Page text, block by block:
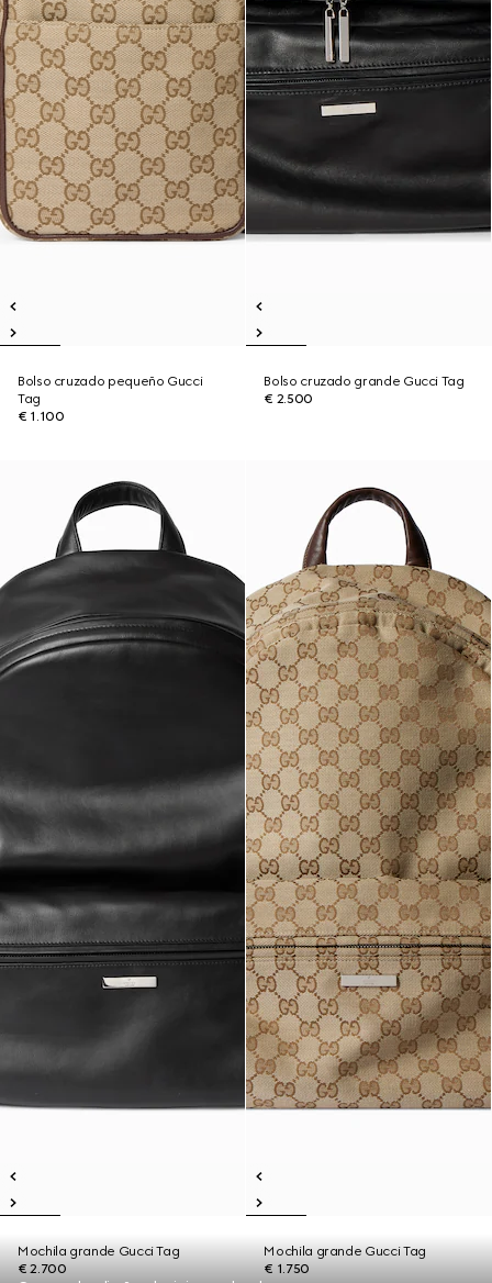
Bolso cruzado pequeño Gucci
Tag
€ 1.100
Bolso cruzado grande Gucci Tag
€ 2.500
Mochila grande Gucci Tag
€ 2.700
Mochila grande Gucci Tag
€ 1.750